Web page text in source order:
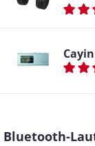
Bluetooth-